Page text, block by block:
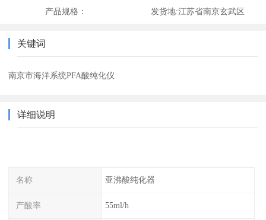
产品规格： 发货地:江苏省南京玄武区
关键词
南京市海洋系统PFA酸纯化仪
详细说明
名称 亚沸酸纯化器
产酸率 55ml/h